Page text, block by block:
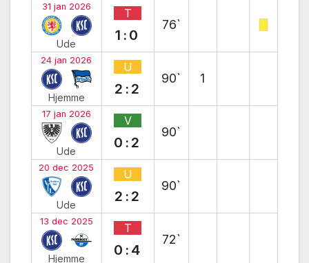
31 jan 2026
Ude
T
1:0
76`
24 jan 2026
Hjemme
U
2:2
90` 1
17 jan 2026
Ude
V
0:2
90`
20 dec 2025
Ude
U
2:2
90`
13 dec 2025
Hjemme
T
0:4
72`